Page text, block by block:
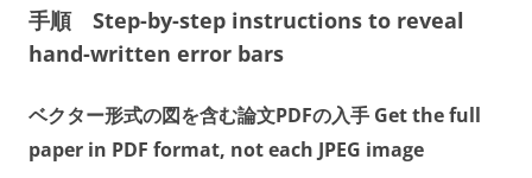
手順 Step-by-step instructions to reveal
hand-written error bars
ベクター形式の図を含む論文PDFの入手 Get the full
paper in PDF format, not each JPEG image